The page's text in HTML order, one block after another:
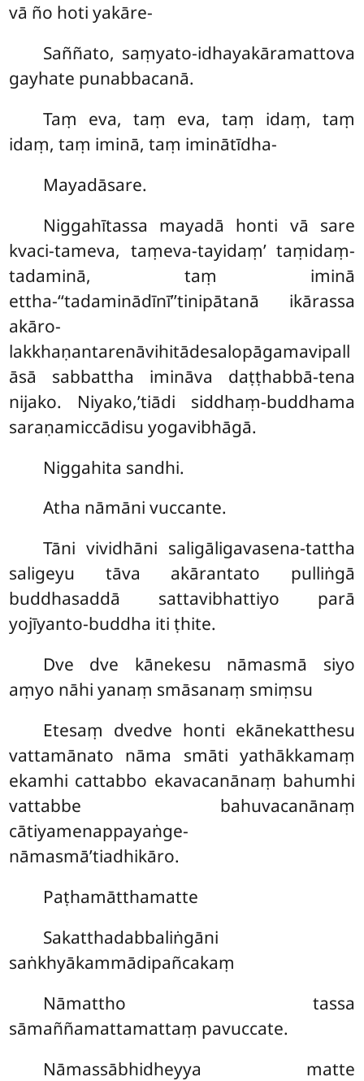
vā ño hoti yakāre-
Saññato, saṃyato-idhayakāramattova
gayhate punabbacanā.
Taṃ eva, taṃ eva, taṃ idaṃ, taṃ
idaṃ, taṃ iminā, taṃ iminātīdha-
Mayadāsare.
Niggahītassa mayadā honti vā sare
kvaci-tameva, taṃeva-tayidaṃ’ taṃidaṃ-
tadaminā, taṃ iminā
ettha-‘‘tadaminādīnī’’tinipātanā ikārassa
akāro-
lakkhaṇantarenāvihitādesalopāgamavipall
āsā sabbattha imināva daṭṭhabbā-tena
nijako. Niyako,’tiādi siddhaṃ-buddhama
saraṇamiccādisu yogavibhāgā.
Niggahita sandhi.
Atha nāmāni vuccante.
Tāni vividhāni saligāligavasena-tattha
saligeyu tāva akārantato pulliṅgā
buddhasaddā sattavibhattiyo parā
yojīyanto-buddha iti ṭhite.
Dve dve kānekesu nāmasmā siyo
aṃyo nāhi yanaṃ smāsanaṃ smiṃsu
Etesaṃ dvedve honti ekānekatthesu
vattamānato nāma smāti yathākkamaṃ
ekamhi cattabbo ekavacanānaṃ bahumhi
vattabbe bahuvacanānaṃ
cātiyamenappayaṅge-
nāmasmā’tiadhikāro.
Paṭhamātthamatte
Sakatthadabbaliṅgāni
saṅkhyākammādipañcakaṃ
Nāmattho tassa
sāmaññamattamattaṃ pavuccate.
Nāmassābhidheyya matte